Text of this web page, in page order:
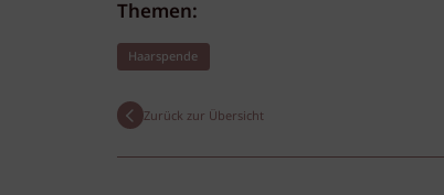
Themen:
Haarspende
Zurück zur Übersicht